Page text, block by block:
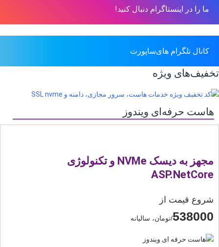
ما را در اینستاگرام دنبال کنید!
کانال تلگرام های‌ساپورت
تخفیف‌های ویژه
هاست حرفه‌ای ویندوز
مجهز به دیسک NVMe و تکنولوژی
ASP.NetCore
شروع قیمت از
538000/تومان، سالیانه